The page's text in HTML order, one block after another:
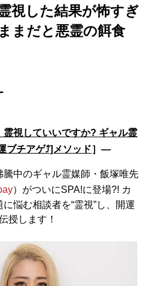
視した結果が怖すぎ
まだと悪霊の餌食
霊視していいですか? ギャル霊
ブチアゲ⤴]メソッド］―
騰中のギャル霊媒師・飯塚唯先
）がついにSPA!に登場?! カ
悩む相談者を“霊視”し、開運
授します！